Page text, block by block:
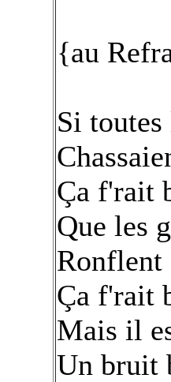
{au
Si toutes
Ça f'rait
Que les
Ronflent
Ça f'rait
Mais il
Un bruit